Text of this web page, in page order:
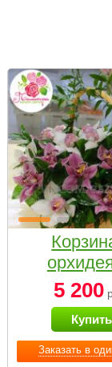
Заказать в
малая
5 200
Купить